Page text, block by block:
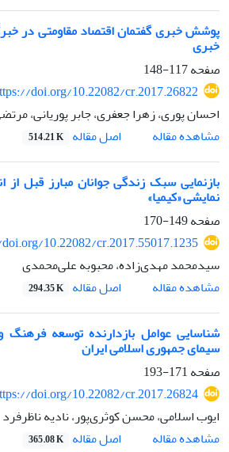
پوشش خبری گفتمان اقتصاد مقاومتی در
خبری
صفحه117-148
doi.org/10.22082/cr.2017.26822
احسان پوری، زهرا جعفری، جابر پوریانی،
مشاهده مقاله
اصل مقاله 514.21 K
بازنمایی سبک زندگی جوانان مبارز قبل از
نمایشی «کیمیا»
صفحه149-170
10.22082/cr.2017.55017.1235
سید‌محمد مهدی‌زاده، محبوبه علی‌محمدی
مشاهده مقاله
اصل مقاله 294.35 K
شناسایی عوامل بازدارنده توسعه
سیمای جمهوری اسلامی ایران
صفحه171-193
doi.org/10.22082/cr.2017.26824
ایوب اسلامی، محسن کوثری‌پور، نادیه ناظرفرد
مشاهده مقاله
اصل مقاله 365.08 K